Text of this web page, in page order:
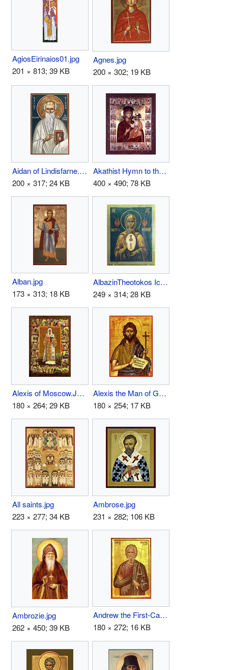
AgiosEirinaios01.jpg
201 × 813; 39 KB
Agnes.jpg
200 × 302; 19 KB
Aidan of Lindisfarne.jpg
200 × 317; 24 KB
Akathist Hymn to the Theotokos icon.jpg
400 × 490; 78 KB
Alban.jpg
173 × 313; 18 KB
AlbazinTheotokos Icon.jpg
249 × 314; 28 KB
Alexis of Moscow.JPG
180 × 264; 29 KB
Alexis the Man of God.jpg
180 × 254; 17 KB
All saints.jpg
223 × 277; 34 KB
Ambrose.jpg
231 × 282; 106 KB
Ambrozie.jpg
262 × 450; 39 KB
Andrew the First-Called.jpg
180 × 272; 16 KB